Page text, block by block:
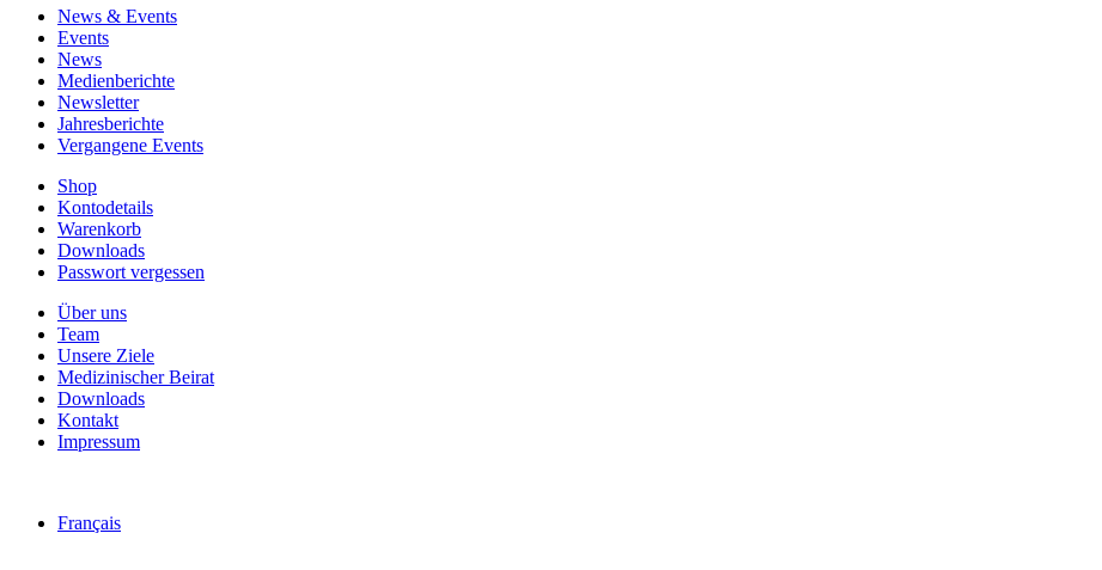
News & Events
Events
News
Medienberichte
Newsletter
Jahresberichte
Vergangene Events
Shop
Kontodetails
Warenkorb
Downloads
Passwort vergessen
Über uns
Team
Unsere Ziele
Medizinischer Beirat
Downloads
Kontakt
Impressum
Français